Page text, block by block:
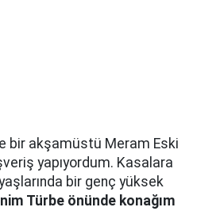
bir akşamüstü Meram Eski
yapıyordum. Kasalara
bir genç yüksek
Türbe önünde konağım